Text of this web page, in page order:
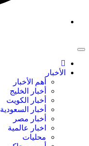
الأخبار
أهم الأخبار
أخبار الخليج
أخبار الكويت
أخبار السعودية
أخبار مصر
اخبار عالمية
محليات